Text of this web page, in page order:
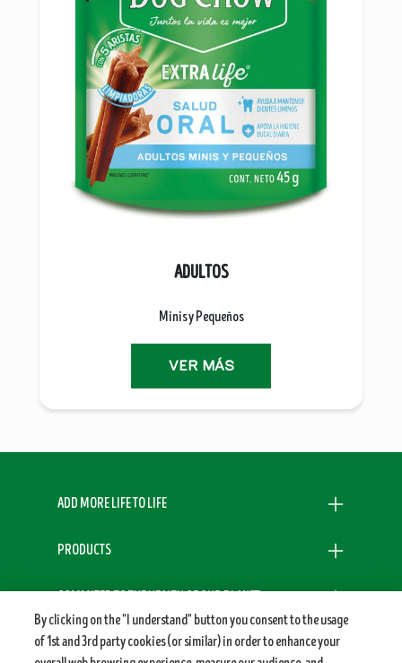
ADULTOS
Minis y Pequeños
VER MÁS
ADD MORE LIFE TO LIFE
PRODUCTS
COMMITED TO THE HEALTH OF OUR PLANET
LEGALS
By clicking on the "I understand" button you consent to the usage
of 1st and 3rd party cookies (or similar) in order to enhance your